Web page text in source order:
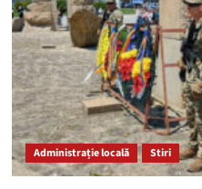
Administrație locală Stiri